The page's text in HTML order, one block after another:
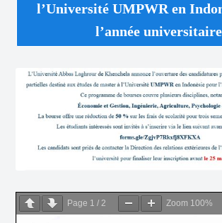
l’Université UMPWR en
l’année universitaire
Page 1 / 2 Zoom 100%